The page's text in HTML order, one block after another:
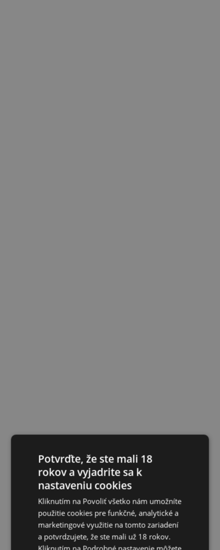
Potvrďte, že ste mali 18
rokov a vyjadrite sa k
nastaveniu cookies
Kliknutím na Povoliť všetko nám umožníte
použitie cookies pre funkčné, analytické a
marketingové využitie na tomto zariadení
a potvrdzujete, že ste mali už 18 rokov.